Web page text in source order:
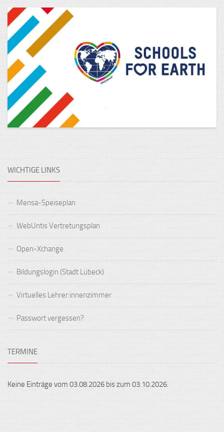
WICHTIGE LINKS
Mensa-Speiseplan
WebUntis Vertretungsplan
Open-Xchange
Bildungslogin (Stadt Lübeck)
Virtuelles Lehrer:innenzimmer
Passwort vergessen?
TERMINE
Keine Einträge vom 03.08.2026 bis zum 03.10.2026.